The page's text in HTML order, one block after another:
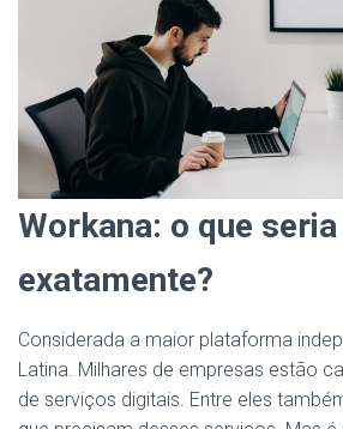
Workana: o que seria
exatamente?
Considerada a maior plataforma
Latina. Milhares de empresas estão
de serviços digitais. Entre eles